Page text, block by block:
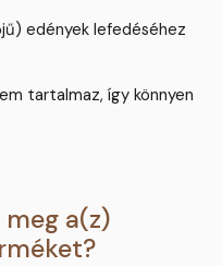
edények lefedéséhez
tartalmaz, így könnyen
a(z)